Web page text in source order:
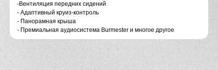
-Вентиляция передних сидений
- Адаптивный круиз-контроль
- Панорамная крыша
- Премиальная аудиосистема Вurmеstеr и многое другое